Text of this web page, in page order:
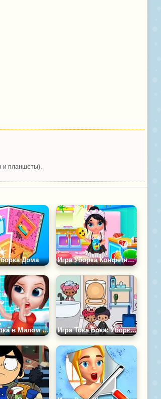
и планшеты).
Дома Игра Уборка Конфетного Домика
Игра Уборка в Милом Доме Игра Тока Бока: Уборка Дома